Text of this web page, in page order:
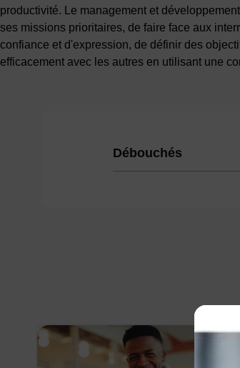
productivité. Le management et
ses missions prioritaires, de faire face aux
confiance et d'expression, de définir des
efficacement avec les autres en utilisant une
Débouchés